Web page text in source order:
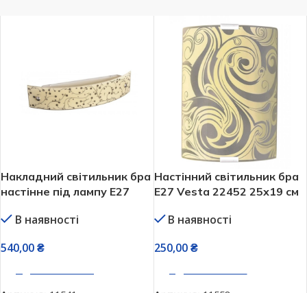
Накладний світильник бра
настінне під лампу Е27
В наявності
540,00₴
Настінний світильник бра
Е27 Vesta 22452 25х19 см
В наявності
250,00₴